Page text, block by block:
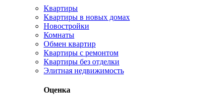
Квартиры
Квартиры в новых домах
Новостройки
Комнаты
Обмен квартир
Квартиры с ремонтом
Квартиры без отделки
Элитная недвижимость
Оценка